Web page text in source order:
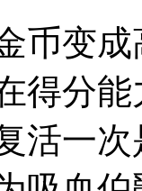
币变
得分
活一